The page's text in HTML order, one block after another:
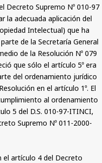
Decreto Supremo Nº 010-97
la adecuada aplicación del
Intelectual) que ha
de la Secretaría General
de la Resolución Nº 079
que sólo el artículo 5º era
del ordenamiento jurídico
en el artículo 1º. El
al ordenamiento
5 del D.S. 010-97-ITINCI,
Supremo Nº 011-2000-
el artículo 4 del Decreto